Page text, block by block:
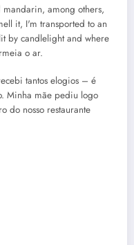
among others,
it, I'm transported to an
by candlelight and where
o ar.
tantos elogios – é
Minha mãe pediu logo
do nosso restaurante